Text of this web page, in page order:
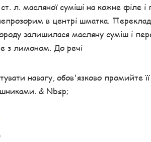
л. масляної суміші на кожне філе
в центрі шматка.
залишилася масляну суміш і
з лимоном. До речі
навагу, обов'язково промийте
& Nbsp;